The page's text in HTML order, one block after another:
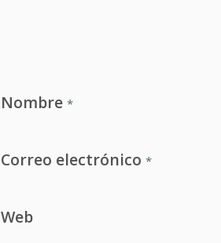
Nombre *
Correo electrónico *
Web